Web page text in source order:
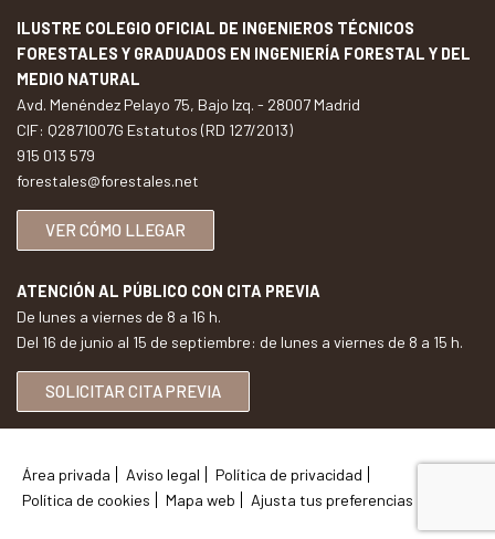
ILUSTRE COLEGIO OFICIAL DE INGENIEROS TÉCNICOS
FORESTALES Y GRADUADOS EN INGENIERÍA FORESTAL Y DEL
MEDIO NATURAL
Avd. Menéndez Pelayo 75, Bajo Izq. - 28007 Madrid
CIF: Q2871007G Estatutos (RD 127/2013)
915 013 579
forestales@forestales.net
VER CÓMO LLEGAR
ATENCIÓN AL PÚBLICO CON CITA PREVIA
De lunes a viernes de 8 a 16 h.
Del 16 de junio al 15 de septiembre: de lunes a viernes de 8 a 15 h.
SOLICITAR CITA PREVIA
Área privada Aviso legal
Política de privacidad
Política de cookies
Mapa web Ajusta tus preferencias